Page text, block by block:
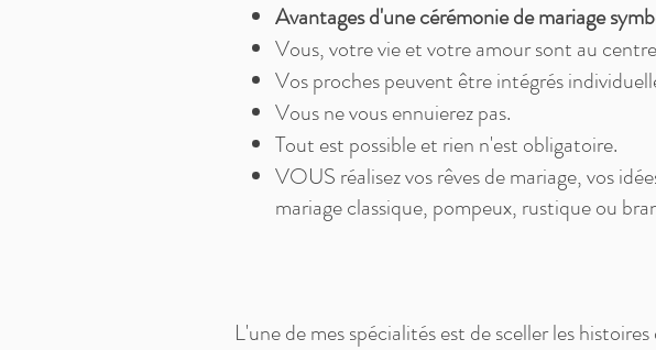
Avantages d'une cérémonie de mariage
Vous, votre vie et votre amour sont au
Vos proches peuvent être intégrés
Vous ne vous ennuierez pas.
Tout est possible et rien n'est obligatoire.
VOUS réalisez vos rêves de mariage, vos
mariage classique, pompeux, rustique ou
L'une de mes spécialités est de sceller les